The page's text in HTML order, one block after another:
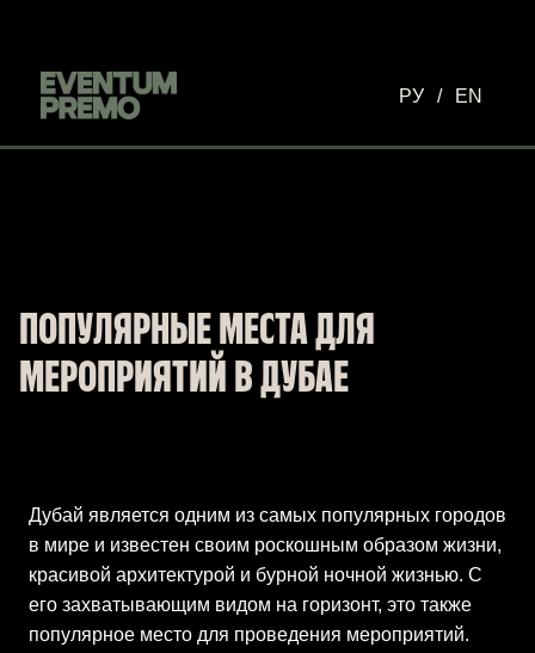
РУ / EN
ПОПУЛЯРНЫЕ МЕСТА ДЛЯ
МЕРОПРИЯТИЙ В ДУБАЕ
Дубай является одним из самых популярных городов
в мире и известен своим роскошным образом жизни,
красивой архитектурой и бурной ночной жизнью. С
его захватывающим видом на горизонт, это также
популярное место для проведения мероприятий.